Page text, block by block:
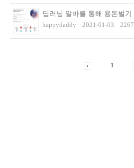
딥러닝 알바를 통해 용돈벌기
happydaddy
2021-01-03 2267
1